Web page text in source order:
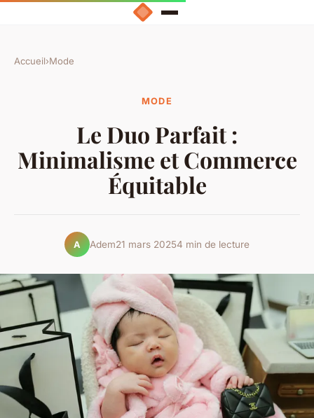
Accueil›Mode
MODE
Le Duo Parfait :
Minimalisme et Commerce
Équitable
A Adem21 mars 20254 min de lecture